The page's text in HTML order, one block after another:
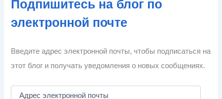
Подпишитесь на блог по
электронной почте
Введите адрес электронной почты, чтобы подписаться на
этот блог и получать уведомления о новых сообщениях.